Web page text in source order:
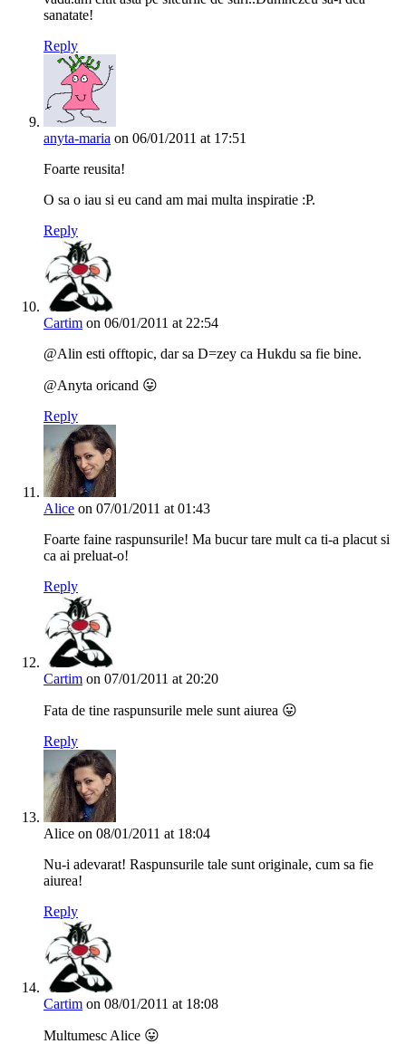
sanatate!
Reply
anyta-maria on 06/01/2011 at 17:51
Foarte reusita!
O sa o iau si eu cand am mai multa inspiratie :P.
Reply
Cartim on 06/01/2011 at 22:54
@Alin esti offtopic, dar sa D=zey ca Hukdu sa fie bine.
@Anyta oricand 😛
Reply
Alice on 07/01/2011 at 01:43
Foarte faine raspunsurile! Ma bucur tare mult ca ti-a placut si
ca ai preluat-o!
Reply
Cartim on 07/01/2011 at 20:20
Fata de tine raspunsurile mele sunt aiurea 😛
Reply
Alice on 08/01/2011 at 18:04
Nu-i adevarat! Raspunsurile tale sunt originale, cum sa fie
aiurea!
Reply
Cartim on 08/01/2011 at 18:08
Multumesc Alice 😛